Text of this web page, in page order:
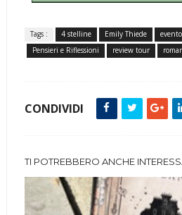
Tags : 4 stelline Emily Thiede evento
Pensieri e Riflessioni
review tour
CONDIVIDI
TI POTREBBERO ANCHE